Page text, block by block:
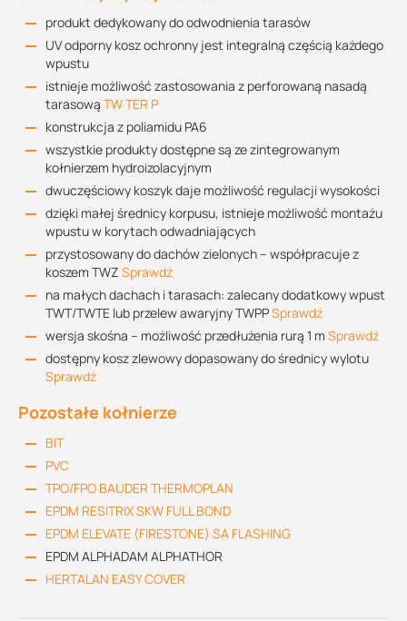
produkt dedykowany do odwodnienia tarasów
UV odporny kosz ochronny jest integralną częścią każdego
wpustu
istnieje możliwość zastosowania z perforowaną nasadą
tarasową TW TER P
konstrukcja z poliamidu PA6
wszystkie produkty dostępne są ze zintegrowanym
kołnierzem hydroizolacyjnym
dwuczęściowy koszyk daje możliwość regulacji wysokości
dzięki małej średnicy korpusu, istnieje możliwość montażu
wpustu w korytach odwadniających
przystosowany do dachów zielonych – współpracuje z
koszem TWZ Sprawdź
na małych dachach i tarasach: zalecany dodatkowy wpust
TWT/TWTE lub przelew awaryjny TWPPSprawdź
wersja skośna – możliwość przedłużenia rurą 1 m Sprawdź
dostępny kosz zlewowy dopasowany do średnicy wylotu
Sprawdź
Pozostałe kołnierze
BIT
PVC
TPO/FPO BAUDER THERMOPLAN
EPDM RESITRIX SKW FULL BOND
EPDM ELEVATE (FIRESTONE) SA FLASHING
EPDM ALPHADAM ALPHATHOR
HERTALAN EASY COVER